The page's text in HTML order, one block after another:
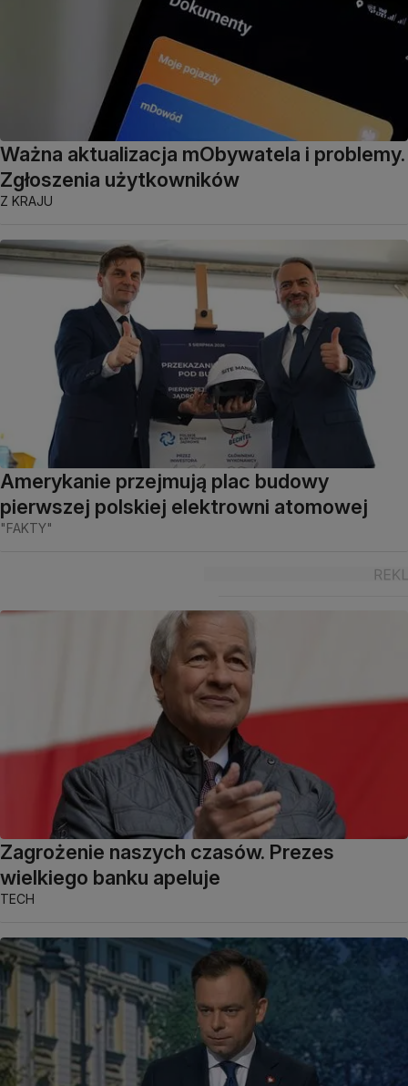
Ważna aktualizacja mObywatela i problemy.
Zgłoszenia użytkowników
Z KRAJU
Amerykanie przejmują plac budowy
pierwszej polskiej elektrowni atomowej
"FAKTY"
Zagrożenie naszych czasów. Prezes
wielkiego banku apeluje
TECH